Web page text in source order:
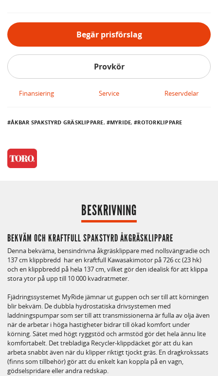
Begär prisförslag
Provkör
Finansiering Service Reservdelar
ÅKBAR SPAKSTYRD GRÄSKLIPPARE, MYRIDE, ROTORKLIPPARE
BESKRIVNING
BEKVÄM OCH KRAFTFULL SPAKSTYRD ÅKGRÄSKLIPPARE
Denna bekväma, bensindrivna åkgräsklippare med nollsvängradie och
137 cm klippbredd har en kraftfull Kawasakimotor på 726 cc (23 hk)
och en klippbredd på hela 137 cm, vilket gör den idealisk för att klippa
stora ytor på upp till 10 000 kvadratmeter.
Fjädringssystemet MyRide jämnar ut guppen och ser till att körningen
blir bekväm. De dubbla hydrostatiska drivsystemen med
laddningspumpar som ser till att transmissionerna är fulla av olja även
när de arbetar i höga hastigheter bidrar till ökad komfort under
körning. Sätet med högt ryggstöd och armstöd gör det hela ännu lite
komfortabelt. Det trebladiga Recycler-klippdäcket gör att du kan
arbeta snabbt även när du klipper riktigt tjockt gräs. En dragkrokssats
(finns som tillbehör) gör att du enkelt kan koppla på en vagn,
gödselspridare eller andra redskap.